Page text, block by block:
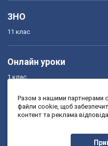
ЗНО
11 клас
Онлайн уроки
1 клас
3 клас
Разом з нашими партнерами
файли cookie, щоб
контент та реклама